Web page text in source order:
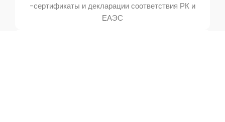
-сертификаты и декларации соответствия РК и
ЕАЭС